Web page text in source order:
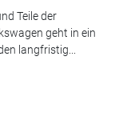
Teile der
geht in ein
langfristig...